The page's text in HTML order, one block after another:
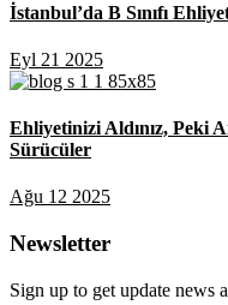
İstanbul’da B Sınıfı
Eyl 21 2025
Ehliyetinizi Aldınız, Peki
Sürücüler
Ağu 12 2025
Newsletter
Sign up to get update news